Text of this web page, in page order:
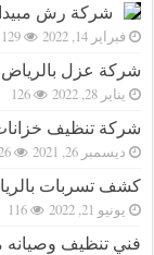
شركة رش
فبراير 14, 2022 129
شركة عزل بالرياض
يناير 28, 2022 126
شركة تنظيف
ديسمبر 26, 2021
كشف تسربات
يونيو 21, 2022 116
فني تنظيف وصيانه